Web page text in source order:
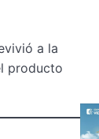
a la
producto